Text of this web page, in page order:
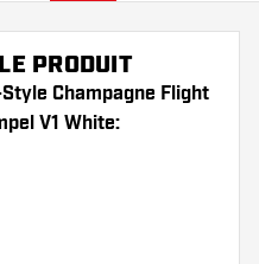
PRODUIT
Champagne Flight
V1 White: